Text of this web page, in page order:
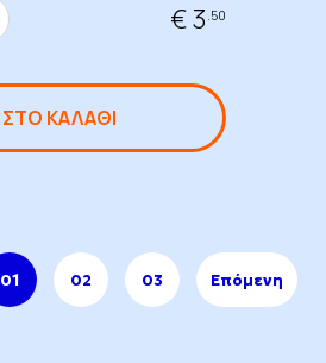
€ 3 .50
ΣΤΟ ΚΑΛΑΘΙ
01 02 03 Επόμενη